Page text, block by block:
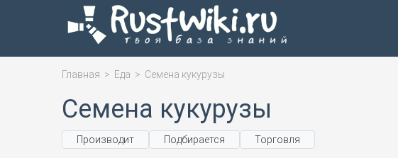
Главная > Еда > Семена кукурузы
Семена кукурузы
Производит Подбирается Торговля